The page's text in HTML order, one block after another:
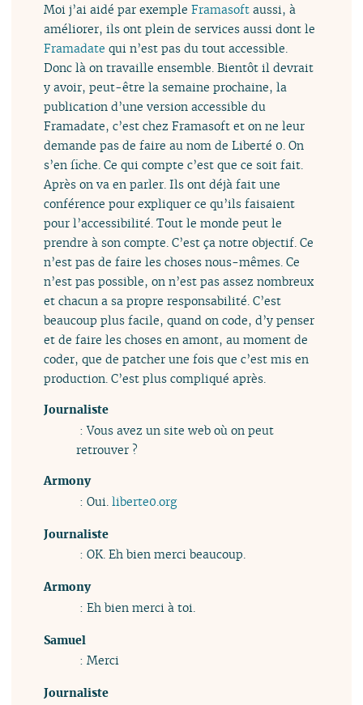
Moi j’ai aidé par exempleFramasoft aussi, à
améliorer, ils ont plein de services aussi dont le
Framadate qui n’est pas du tout accessible.
Donc là on travaille ensemble. Bientôt il devrait
y avoir, peut-être la semaine prochaine, la
publication d’une version accessible du
Framadate, c’est chez Framasoft et on ne leur
demande pas de faire au nom de Liberté 0. On
s’en fiche. Ce qui compte c’est que ce soit fait.
Après on va en parler. Ils ont déjà fait une
conférence pour expliquer ce qu’ils faisaient
pour l’accessibilité. Tout le monde peut le
prendre à son compte. C’est ça notre objectif. Ce
n’est pas de faire les choses nous-mêmes. Ce
n’est pas possible, on n’est pas assez nombreux
et chacun a sa propre responsabilité. C’est
beaucoup plus facile, quand on code, d’y penser
et de faire les choses en amont, au moment de
coder, que de patcher une fois que c’est mis en
production. C’est plus compliqué après.
Journaliste
: Vous avez un site web où on peut
retrouver ?
Armony
: Oui.liberte0.org
Journaliste
: OK. Eh bien merci beaucoup.
Armony
: Eh bien merci à toi.
Samuel
: Merci
Journaliste